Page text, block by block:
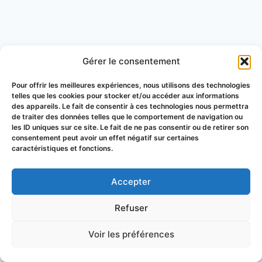
Gérer le consentement
Pour offrir les meilleures expériences, nous utilisons des technologies
telles que les cookies pour stocker et/ou accéder aux informations
des appareils. Le fait de consentir à ces technologies nous permettra
de traiter des données telles que le comportement de navigation ou
les ID uniques sur ce site. Le fait de ne pas consentir ou de retirer son
consentement peut avoir un effet négatif sur certaines
caractéristiques et fonctions.
Accepter
Refuser
Voir les préférences
© 2026 Groupement de Défense